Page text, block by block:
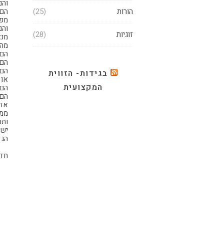
הורות (25)
זוגיות (28)
בגידות- הזווית
המקצועית